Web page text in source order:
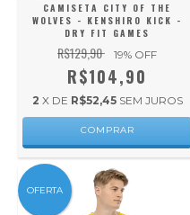
CAMISETA CITY OF THE
WOLVES - KENSHIRO KICK -
DRY FIT GAMES
R$129,90 19% OFF
R$104,90
2 X DE R$52,45 SEM JUROS
COMPRAR
OFERTA